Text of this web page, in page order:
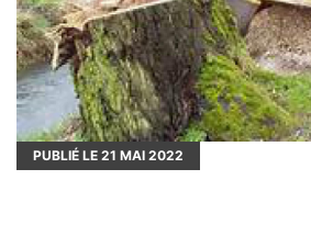
PUBLIÉ LE 21 MAI 2022